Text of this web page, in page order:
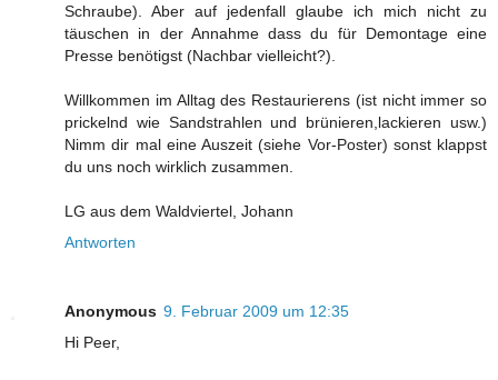
Schraube). Aber auf jedenfall glaube ich mich nicht zu
täuschen in der Annahme dass du für Demontage eine
Presse benötigst (Nachbar vielleicht?).
Willkommen im Alltag des Restaurierens (ist nicht immer so
prickelnd wie Sandstrahlen und brünieren,lackieren usw.)
Nimm dir mal eine Auszeit (siehe Vor-Poster) sonst klappst
du uns noch wirklich zusammen.
LG aus dem Waldviertel, Johann
Antworten
Anonymous 9. Februar 2009 um 12:35
Hi Peer,